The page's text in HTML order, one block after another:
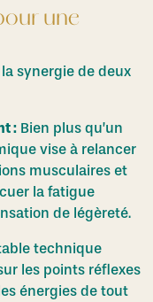
une
synergie de deux
: Bien plus qu’un
vise à relancer
musculaires et
la fatigue
de légèreté.
technique
les points réflexes
énergies de tout